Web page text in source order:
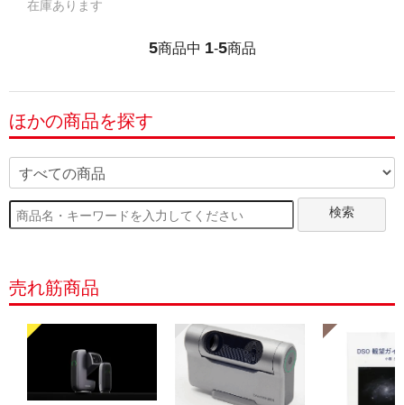
在庫あります
5商品中 1-5商品
ほかの商品を探す
検索
売れ筋商品